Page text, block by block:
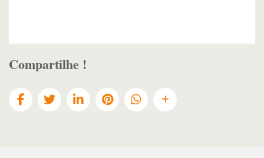
Compartilhe !